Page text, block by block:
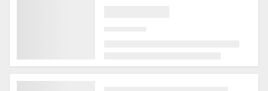
Nợ xấu của ngân hàng Agribank hiện nay